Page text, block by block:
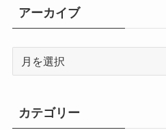
アーカイブ
ブ
カテゴリー